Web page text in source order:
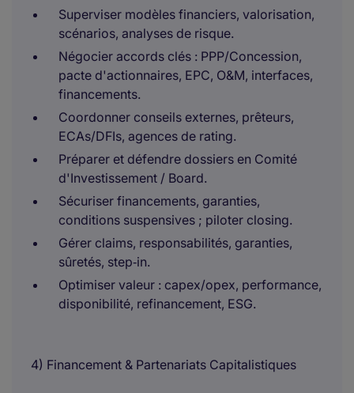
Superviser modèles financiers, valorisation,
scénarios, analyses de risque.
Négocier accords clés : PPP/Concession,
pacte d'actionnaires, EPC, O&M, interfaces,
financements.
Coordonner conseils externes, prêteurs,
ECAs/DFIs, agences de rating.
Préparer et défendre dossiers en Comité
d'Investissement / Board.
Sécuriser financements, garanties,
conditions suspensives ; piloter closing.
Gérer claims, responsabilités, garanties,
sûretés, step‑in.
Optimiser valeur : capex/opex, performance,
disponibilité, refinancement, ESG.
4) Financement & Partenariats Capitalistiques